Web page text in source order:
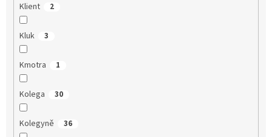
Klient 2
Kluk 3
Kmotra 1
Kolega 30
Kolegyně 36